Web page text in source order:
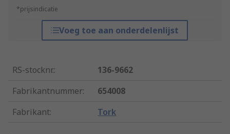
*prijsindicatie
Voeg toe aan onderdelenlijst
RS-stocknr.:
136-9662
Fabrikantnummer:
654008
Fabrikant: Tork